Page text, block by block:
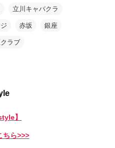
立川キャバクラ
赤坂 銀座
ラブ
】
ちら>>>